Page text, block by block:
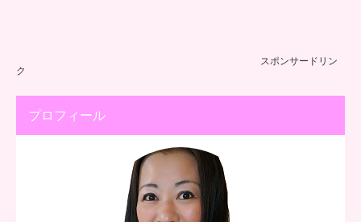
スポンサードリン
ク
プロフィール